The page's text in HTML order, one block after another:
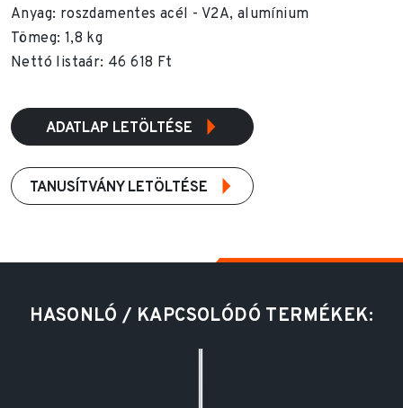
Anyag: roszdamentes acél - V2A, alumínium
Tömeg: 1,8 kg
Nettó listaár: 46 618 Ft
ADATLAP LETÖLTÉSE
TANUSÍTVÁNY LETÖLTÉSE
HASONLÓ / KAPCSOLÓDÓ TERMÉKEK: